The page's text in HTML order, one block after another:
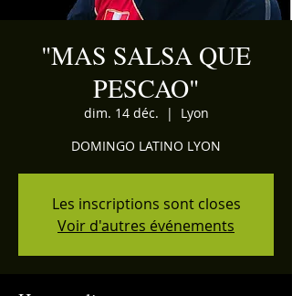
"MAS SALSA QUE
PESCAO"
dim. 14 déc.
  |
Lyon
DOMINGO LATINO LYON
Les inscriptions sont closes
Voir d'autres événements